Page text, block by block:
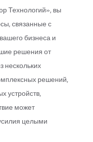
Технологий», вы
связанные с
бизнеса и
решения от
нескольких
решений,
устройств,
может
целыми